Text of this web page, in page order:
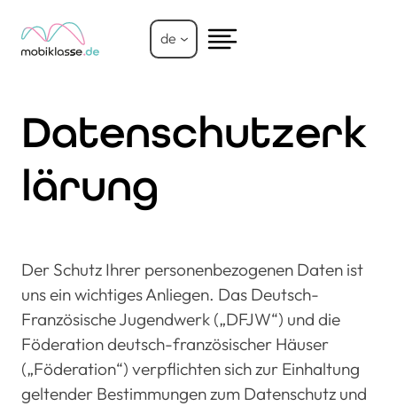
Inhalt
springen
de
Datenschutzerk
lärung
Der Schutz Ihrer personenbezogenen Daten ist
uns ein wichtiges Anliegen. Das Deutsch-
Französische Jugendwerk („DFJW“) und die
Föderation deutsch-französischer Häuser
(„Föderation“) verpflichten sich zur Einhaltung
geltender Bestimmungen zum Datenschutz und